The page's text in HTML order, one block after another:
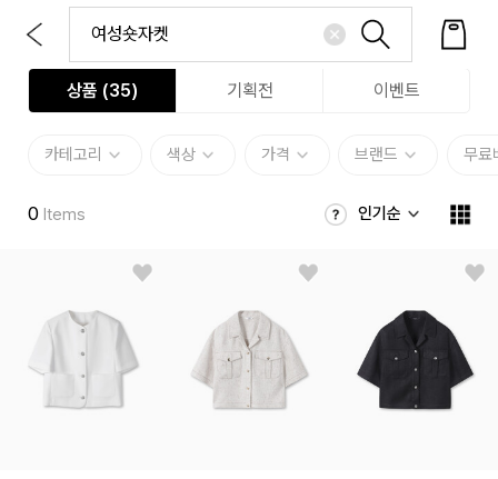
상품 (35) 기획전 이벤트
카테고리 색상 가격 브랜드 무료
0 Items 인기순